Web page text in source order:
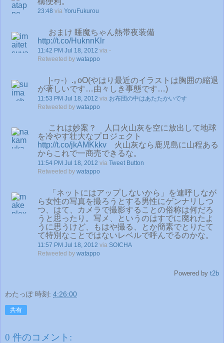
23:48 via YoruFukurou
おまけ 睡魔ちゃん熱帯夜装備
http://t.co/HuknnKlr
11:42 PM Jul 18, 2012 via -
Retweeted by watappo
|-ヮ-）.｡oO(やはり最近のイラストは胸囲の縮退
が著しいです…由々しき事態です…)
11:53 PM Jul 18, 2012 via お布団の中はあたたかいです
Retweeted by watappo
これは妙案？ 人口火山灰を空に放出して地球
を冷やす壮大なプロジェクト
http://t.co/jkAMKkkv 火山灰なら鹿児島に山程ある
からこれで一商売できるな。
11:54 PM Jul 18, 2012 via Tweet Button
Retweeted by watappo
「ネットにはアップしないから」を連呼しなが
ら女性の写真を撮ろうとする男性にゲンナリしつ
つ、はて、カメラで撮影することの俗称は何だろ
うと思ったり。写メ、というのはすでに廃れたよ
うに思うけど、もはや撮る、とか簡素でとりたて
て特別なことではないレベルで呼んでるのかな。
11:57 PM Jul 18, 2012 via SOICHA
Retweeted by watappo
Powered by t2b
わたっぽ 時刻: 4:26:00
共有
0 件のコメント: